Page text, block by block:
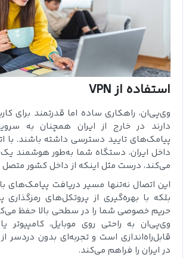
استفاده از VPN
وی‌پی‌ان، راهکاری ساده اما قدرتمند برای
دارند در خارج از ایران همچنان به
پیامک‌های تایید دسترسی داشته باشند. با
می‌کند، درست مثل اینکه از داخل کشور
این اتصال نه‌تنها مسیر دریافت پیامک‌های
بلکه با بهره‌گیری از پروتکل‌های رمزگذاری
حریم خصوصی شما را در سطحی بالا حفظ
وی‌پی‌ان به راحتی روی موبایل، کامپیوتر
قابل‌راه‌اندازی است و تجربه‌ای بدون دردسر
در ایران را فراهم می‌کند.